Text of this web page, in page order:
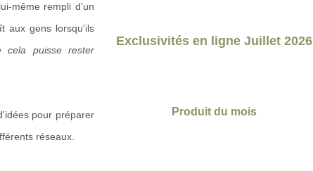
même rempli d'un
aux gens lorsqu'ils
cela puisse rester
pour préparer
réseaux.
Exclusivités en ligne Juillet 2026
Produit du mois